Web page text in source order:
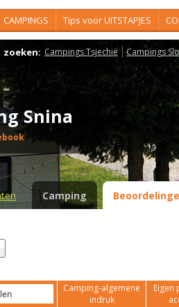
CAMPINGS Tips voor UITSTAPJES
zoeken: Campings Tsjechië Campings
Snina
Camping
Camping-algemene
indruk
Eigen